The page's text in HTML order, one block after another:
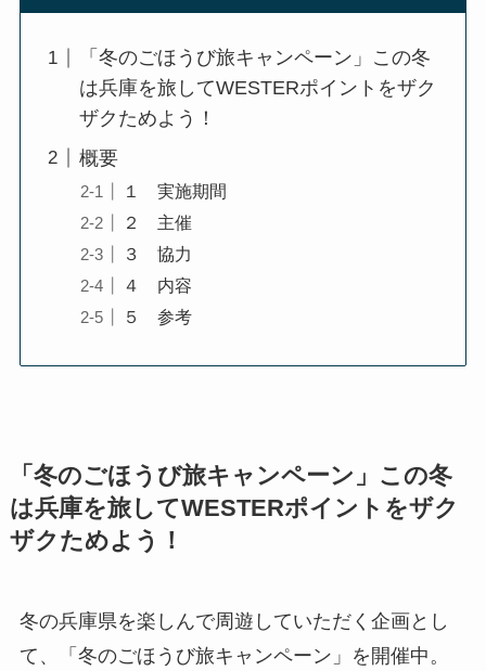
「冬のごほうび旅キャンペーン」この冬
は兵庫を旅してWESTERポイントをザク
ザクためよう！
概要
１ 実施期間
２ 主催
３ 協力
４ 内容
５ 参考
「冬のごほうび旅キャンペーン」この冬
は兵庫を旅してWESTERポイントをザク
ザクためよう！
冬の兵庫県を楽しんで周遊していただく企画とし
て、「冬のごほうび旅キャンペーン」を開催中。